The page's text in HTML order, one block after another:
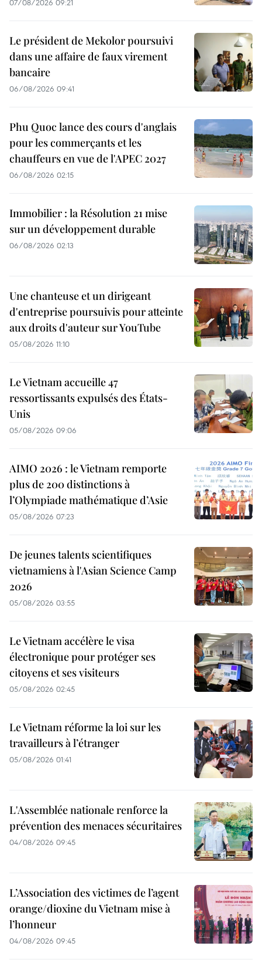
07/08/2026 09:21
Le président de Mekolor poursuivi
dans une affaire de faux virement
bancaire
06/08/2026 09:41
Phu Quoc lance des cours d'anglais
pour les commerçants et les
chauffeurs en vue de l'APEC 2027
06/08/2026 02:15
Immobilier : la Résolution 21 mise
sur un développement durable
06/08/2026 02:13
Une chanteuse et un dirigeant
d'entreprise poursuivis pour atteinte
aux droits d'auteur sur YouTube
05/08/2026 11:10
Le Vietnam accueille 47
ressortissants expulsés des États-
Unis
05/08/2026 09:06
AIMO 2026 : le Vietnam remporte
plus de 200 distinctions à
l’Olympiade mathématique d’Asie
05/08/2026 07:23
De jeunes talents scientifiques
vietnamiens à l'Asian Science Camp
2026
05/08/2026 03:55
Le Vietnam accélère le visa
électronique pour protéger ses
citoyens et ses visiteurs
05/08/2026 02:45
Le Vietnam réforme la loi sur les
travailleurs à l’étranger
05/08/2026 01:41
L'Assemblée nationale renforce la
prévention des menaces sécuritaires
04/08/2026 09:45
L’Association des victimes de l’agent
orange/dioxine du Vietnam mise à
l’honneur
04/08/2026 09:45